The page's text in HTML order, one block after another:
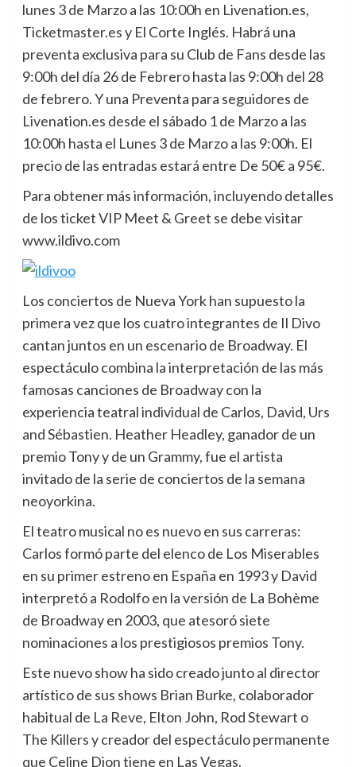
lunes 3 de Marzo a las 10:00h en Livenation.es,
Ticketmaster.es y El Corte Inglés. Habrá una
preventa exclusiva para su Club de Fans desde las
9:00h del día 26 de Febrero hasta las 9:00h del 28
de febrero. Y una Preventa para seguidores de
Livenation.es desde el sábado 1 de Marzo a las
10:00h hasta el Lunes 3 de Marzo a las 9:00h. El
precio de las entradas estará entre De 50€ a 95€.
Para obtener más información, incluyendo detalles
de los ticket VIP Meet & Greet se debe visitar
www.ildivo.com
Los conciertos de Nueva York han supuesto la
primera vez que los cuatro integrantes de Il Divo
cantan juntos en un escenario de Broadway. El
espectáculo combina la interpretación de las más
famosas canciones de Broadway con la
experiencia teatral individual de Carlos, David, Urs
and Sébastien. Heather Headley, ganador de un
premio Tony y de un Grammy, fue el artista
invitado de la serie de conciertos de la semana
neoyorkina.
El teatro musical no es nuevo en sus carreras:
Carlos formó parte del elenco de Los Miserables
en su primer estreno en España en 1993 y David
interpretó a Rodolfo en la versión de La Bohème
de Broadway en 2003, que atesoró siete
nominaciones a los prestigiosos premios Tony.
Este nuevo show ha sido creado junto al director
artístico de sus shows Brian Burke, colaborador
habitual de La Reve, Elton John, Rod Stewart o
The Killers y creador del espectáculo permanente
que Celine Dion tiene en Las Vegas.